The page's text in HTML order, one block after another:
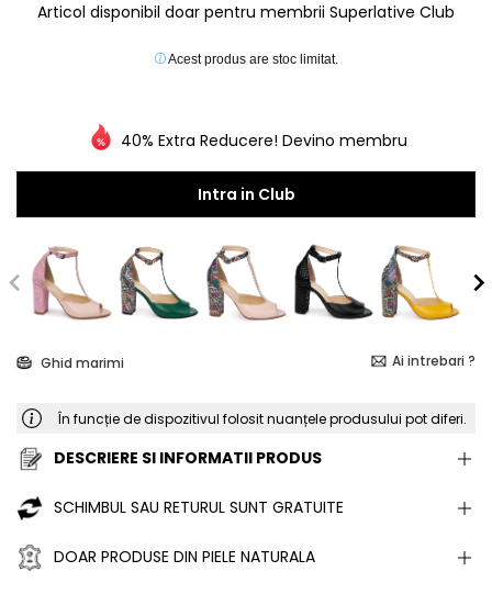
Articol disponibil doar pentru membrii Superlative Club
Acest produs are stoc limitat.
40% Extra Reducere! Devino membru
Intra in Club
Ghid marimi Ai intrebari ?
În funcție de dispozitivul folosit nuanțele produsului pot diferi.
DESCRIERE SI INFORMATII PRODUS
SCHIMBUL SAU RETURUL SUNT GRATUITE
DOAR PRODUSE DIN PIELE NATURALA